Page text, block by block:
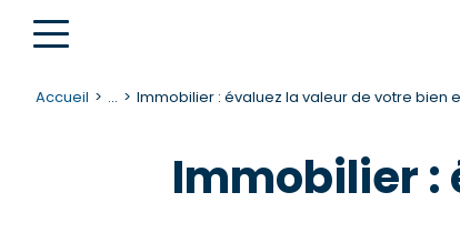
Accueil ... Immobilier : évaluez la valeur de votre bien
Immobilier :